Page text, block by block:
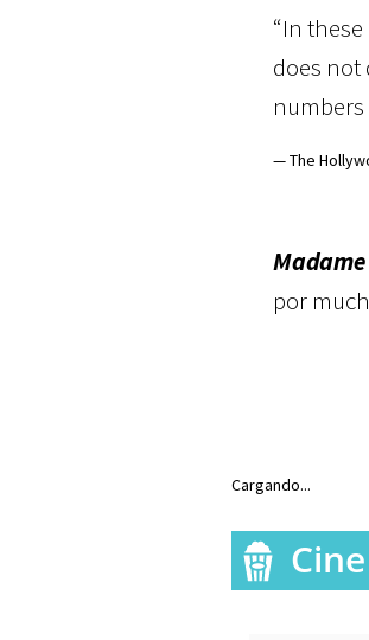
“In
does not
— The
Madame
por
Cargando...
Cine